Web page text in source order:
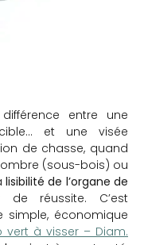
entre une
et une visée
de chasse, quand
(sous-bois) ou
lisibilité de l’organe de
réussite. C’est
simple, économique
vert à visser – Diam.